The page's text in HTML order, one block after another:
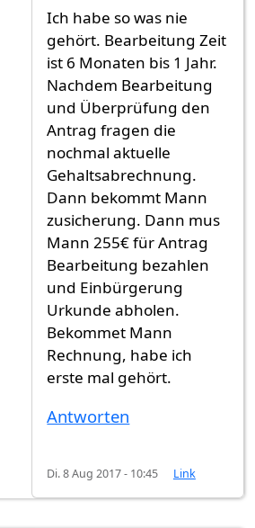
Ich habe so was nie
gehört. Bearbeitung Zeit
ist 6 Monaten bis 1 Jahr.
Nachdem Bearbeitung
und Überprüfung den
Antrag fragen die
nochmal aktuelle
Gehaltsabrechnung.
Dann bekommt Mann
zusicherung. Dann mus
Mann 255€ für Antrag
Bearbeitung bezahlen
und Einbürgerung
Urkunde abholen.
Bekommet Mann
Rechnung, habe ich
erste mal gehört.
Antworten
Di. 8 Aug 2017 - 10:45 Link